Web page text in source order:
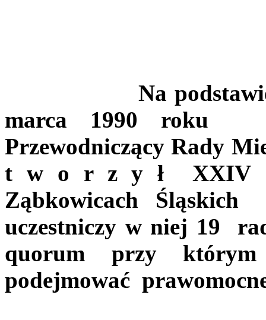
Na
marca 1990 roku
Przewodniczący Rady
t w o r z y ł
XXIV
Ząbkowicach Śląskich
uczestniczy w niej 19
quorum przy
podejmować